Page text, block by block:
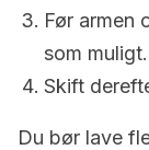
Før armen
som muligt.
Skift
Du bør lave